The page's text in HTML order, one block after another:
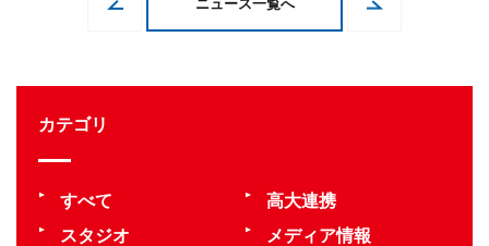
ニュース一覧へ
カテゴリ
すべて
高大連携
スタジオ
メディア情報